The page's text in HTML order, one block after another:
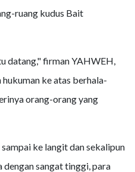
ruang kudus Bait
datang," firman YAHWEH,
ke atas berhala-
orang-orang yang
ke langit dan sekalipun
sangat tinggi, para